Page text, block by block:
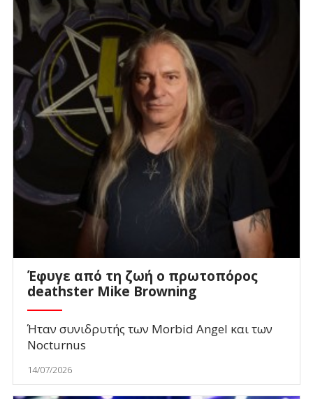
Έφυγε από τη ζωή ο πρωτοπόρος
deathster Mike Browning
Ήταν συνιδρυτής των Morbid Angel και των
Nocturnus
14/07/2026